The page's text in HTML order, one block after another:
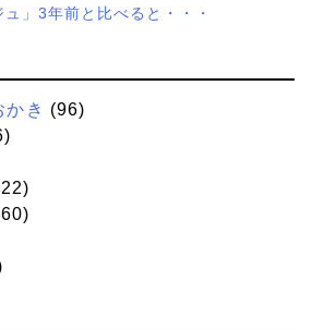
」3年前と比べると・・・
かき (96)